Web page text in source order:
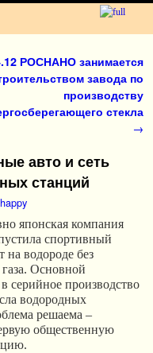
РОСНАНО занимается
завода по
производству
стекла
→
авто и сеть
станций
японская компания
спортивный
на водороде без
Основной
серийное производство
водородных
решаема –
общественную